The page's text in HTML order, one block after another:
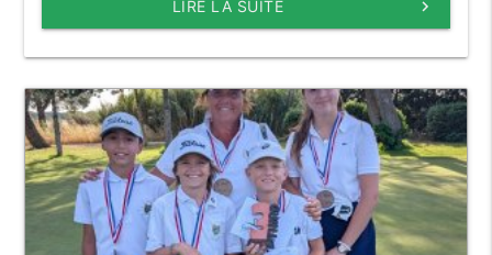
keyboard_arrow_right
LIRE LA SUITE